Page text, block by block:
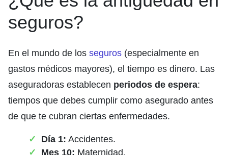
seguros?
En el mundo de los seguros (especialmente en
gastos médicos mayores), el tiempo es dinero. Las
aseguradoras establecen periodos de espera:
tiempos que debes cumplir como asegurado antes
de que te cubran ciertas enfermedades.
Día 1: Accidentes.
Mes 10: Maternidad.